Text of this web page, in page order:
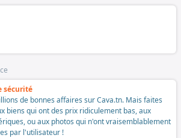
sécurité
de bonnes affaires sur Cava.tn. Mais faites
biens qui ont des prix ridiculement bas, aux
ou aux photos qui n'ont vraisemblablement
par l'utilisateur !